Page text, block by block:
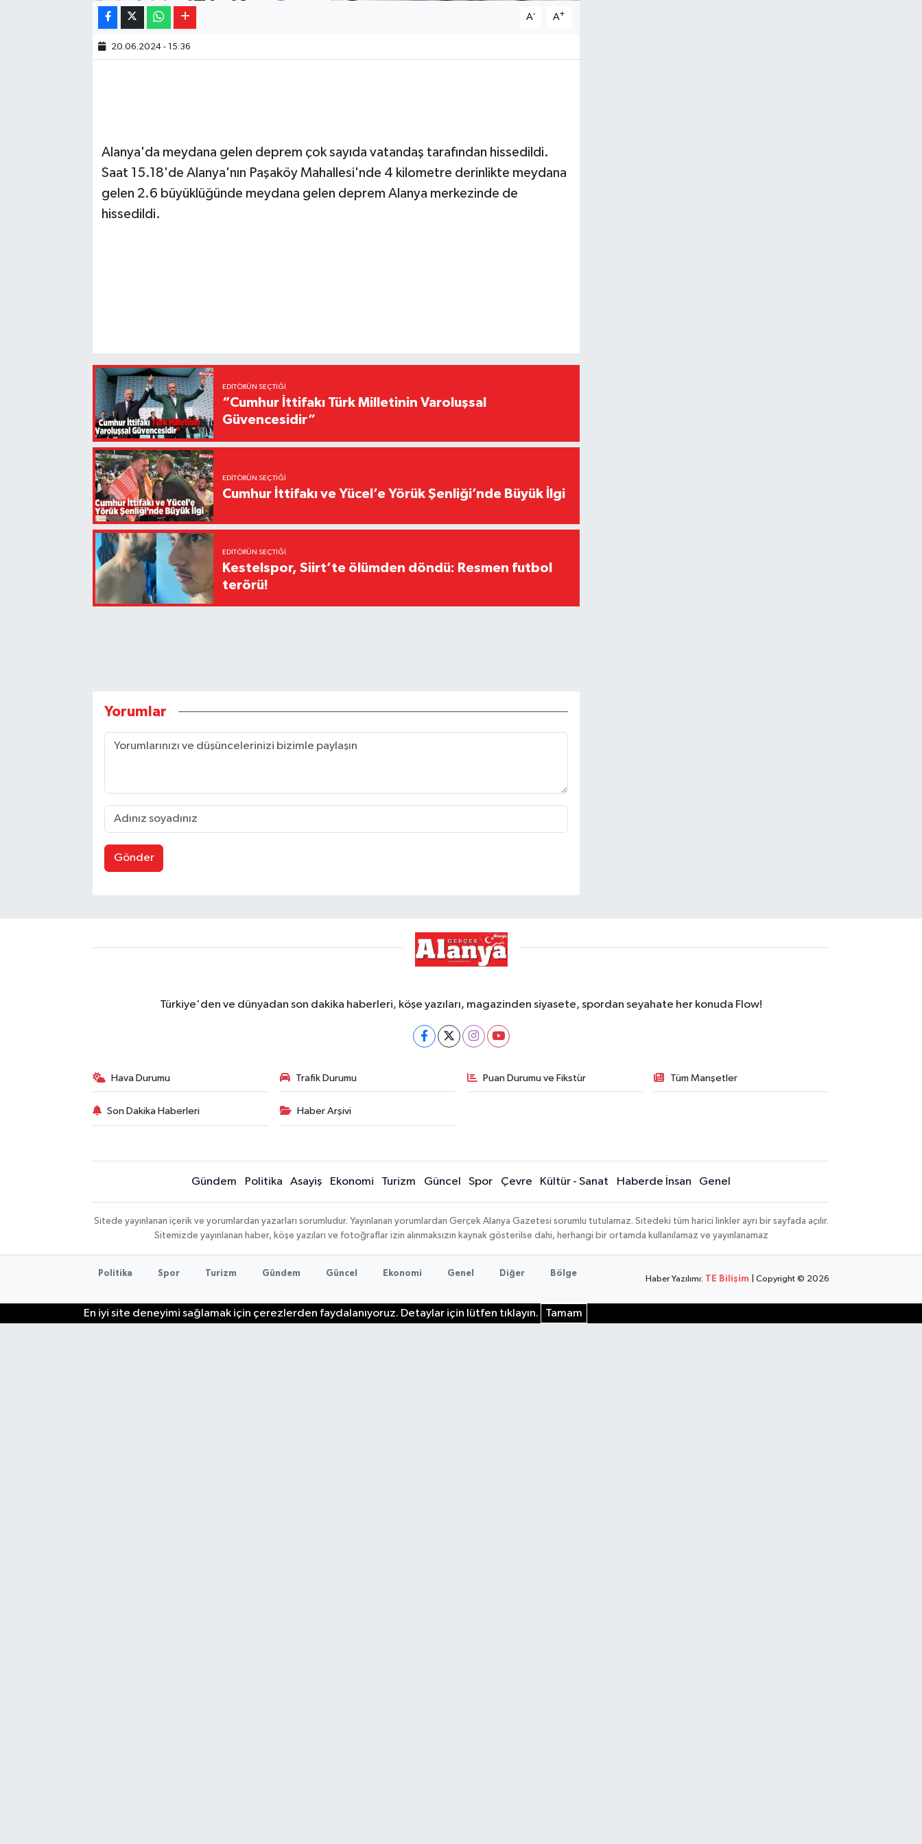
A- A+
20.06.2024 - 15:36
Alanya'da meydana gelen deprem çok sayıda vatandaş tarafından hissedildi.
Saat 15.18'de Alanya'nın Paşaköy Mahallesi'nde 4 kilometre derinlikte meydana
gelen 2.6 büyüklüğünde meydana gelen deprem Alanya merkezinde de
hissedildi.
EDITÖRÜN SEÇTIĞI
“Cumhur İttifakı Türk Milletinin Varoluşsal
Güvencesidir”
EDITÖRÜN SEÇTIĞI
Cumhur İttifakı ve Yücel’e Yörük Şenliği’nde Büyük İlgi
EDITÖRÜN SEÇTIĞI
Kestelspor, Siirt’te ölümden döndü: Resmen futbol
terörü!
Yorumlar
Gönder
Türkiye'den ve dünyadan son dakika haberleri, köşe yazıları, magazinden siyasete, spordan seyahate her konuda Flow!
Hava Durumu Trafik Durumu Puan Durumu ve Fikstür Tüm Manşetler
Son Dakika Haberleri Haber Arşivi
Gündem Politika Asayiş Ekonomi Turizm Güncel Spor Çevre Kültür - Sanat Haberde İnsan Genel
Sitede yayınlanan içerik ve yorumlardan yazarları sorumludur. Yayınlanan yorumlardan Gerçek Alanya Gazetesi sorumlu tutulamaz. Sitedeki tüm harici linkler ayrı bir sayfada açılır.
Sitemizde yayınlanan haber, köşe yazıları ve fotoğraflar izin alınmaksızın kaynak gösterilse dahi, herhangi bir ortamda kullanılamaz ve yayınlanamaz
Politika Spor Turizm Gündem Güncel Ekonomi Genel Diğer Bölge
Haber Yazılımı: TE Bilişim | Copyright © 2026
En iyi site deneyimi sağlamak için çerezlerden faydalanıyoruz. Detaylar için lütfen tıklayın. Tamam